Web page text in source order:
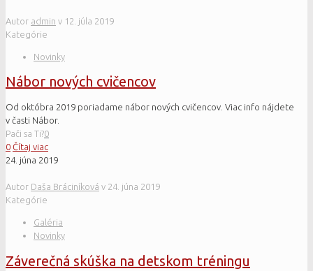
Autor admin v 12. júla 2019
Kategórie
Novinky
Nábor nových cvičencov
Od októbra 2019 poriadame nábor nových cvičencov. Viac info nájdete
v časti Nábor.
Pači sa Ti?0
0 Čítaj viac
24. júna 2019
Autor Daša Bráciníková v 24. júna 2019
Kategórie
Galéria
Novinky
Záverečná skúška na detskom tréningu